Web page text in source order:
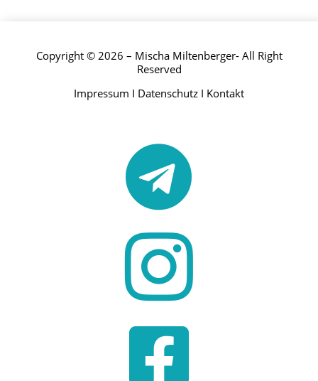
Copyright © 2026 – Mischa Miltenberger- All Right
Reserved
Impressum I Datenschutz I Kontakt


